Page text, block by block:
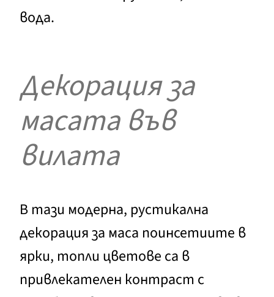
вода.
Декорация за
масата във
вилата
В тази модерна, рустикална
декорация за маса поинсетиите в
ярки, топли цветове са в
привлекателен контраст с